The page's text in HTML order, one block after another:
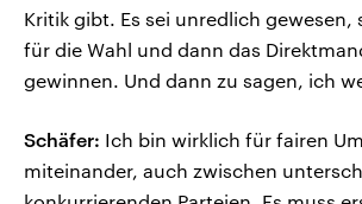
Kritik gibt. Es sei unredlich gewesen,
für die Wahl und dann das
gewinnen. Und dann zu sagen, ich
Schäfer: Ich bin wirklich für fairen
miteinander, auch zwischen